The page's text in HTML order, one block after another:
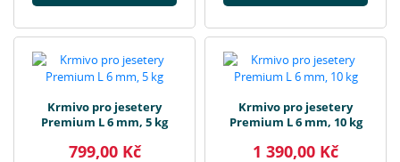
Krmivo pro jesetery
Premium L 6 mm, 5 kg
799,00 Kč
Krmivo pro jesetery
Premium L 6 mm, 10 kg
1 390,00 Kč